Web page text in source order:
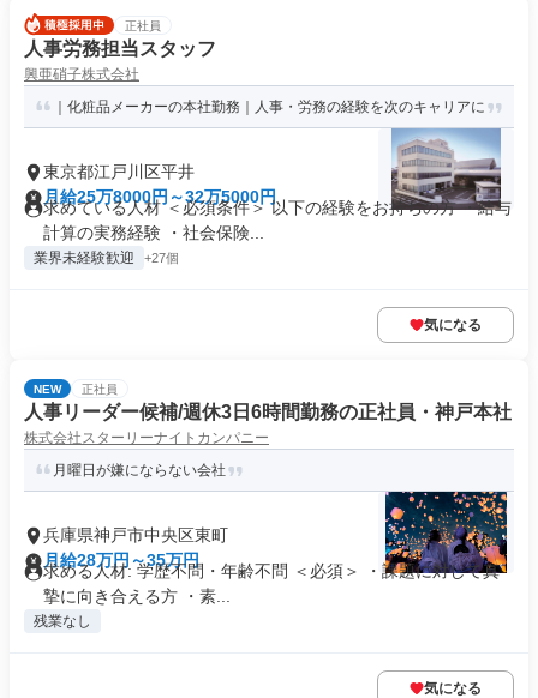
正社員
人事労務担当スタッフ
興亜硝子株式会社
｜化粧品メーカーの本社勤務｜人事・労務の経験を次のキャリアに
東京都江戸川区平井
月給25万8000円～32万5000円
求めている人材 ＜必須条件＞ 以下の経験をお持ちの方 ・給与
計算の実務経験 ・社会保険...
業界未経験歓迎 +27個
気になる
NEW 正社員
人事リーダー候補/週休3日6時間勤務の正社員・神戸本社
株式会社スターリーナイトカンパニー
月曜日が嫌にならない会社
兵庫県神戸市中央区東町
月給28万円～35万円
求める人材: 学歴不問・年齢不問 ＜必須＞ ・課題に対して真
摯に向き合える方 ・素...
残業なし
気になる